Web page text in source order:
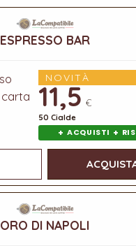
ESPRESSO BAR
NOVITÀ
11,5 €
50 Cialde
+ ACQUISTI +
ORO DI NAPOLI